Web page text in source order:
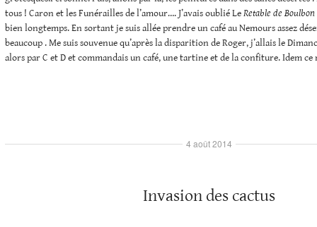
tous ! Caron et les Funérailles de l’amour…. J’avais oublié LeRetable de Boulbon
bien longtemps. En sortant je suis allée prendre un café au Nemours assez
beaucoup . Me suis souvenue qu’après la disparition de Roger, j’allais le
alors par C et D et commandais un café, une tartine et de la confiture. Idem ce
Invasion des cactus
4 août 2014